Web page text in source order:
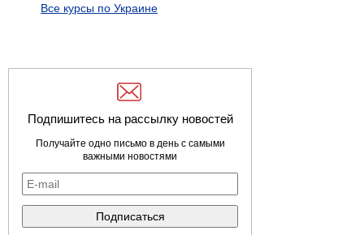
Все курсы по Украине
Подпишитесь на рассылку новостей
Получайте одно письмо в день с самыми
важными новостями